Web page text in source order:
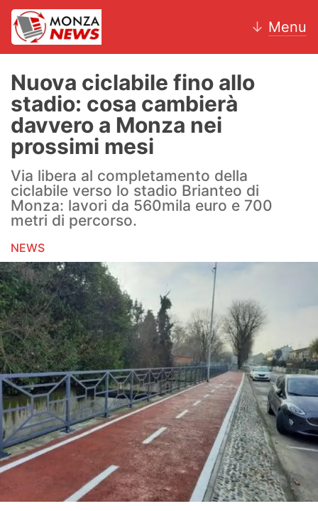
↓ Menu
News
AC Monza
Calcio
Motori
Volley
Hockey
Altri sport
Hockey
Pallanuoto
Pallamano
Altre
News
Turismo
Nuova ciclabile fino allo
stadio: cosa cambierà
davvero a Monza nei
prossimi mesi
Via libera al completamento della
ciclabile verso lo stadio Brianteo di
Monza: lavori da 560mila euro e 700
metri di percorso.
NEWS